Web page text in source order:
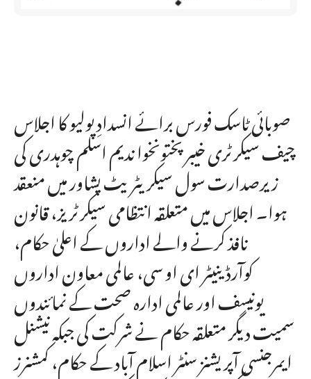
صوبائی ٹاسک فورس برائے انسدادِ پولیو کا اجلاس
چیف سیکرٹری خیبرپختونخوا ندیم اسلم چوہدری کی
زیرصدارت سول سیکریٹریٹ پشاور میں منعقد
ہوا۔ اجلاس میں متعلقہ انتظامی سیکرٹریز، قانون
نافذ کرنے والے اداروں کے اعلیٰ حکام،
کوآرڈینیٹر ای او سی، عالمی معاون اداروں
یونیسف اور عالمی ادارہ صحت کے نمائندوں
سمیت دیگر متعلقہ حکام نے شرکت کی جبکہ نیشنل
ایمرجنسی آپریشنز سنٹر اسلام آباد کے حکام، کمشنرز